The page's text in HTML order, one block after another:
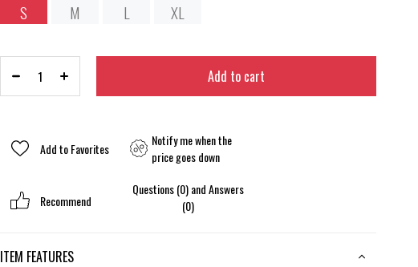
S M L XL
Add to Favorites
Notify me when the
price goes down
Recommend
Questions (0) and Answers
(0)
ITEM FEATURES